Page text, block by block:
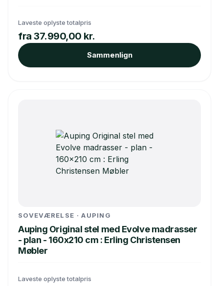
Laveste oplyste totalpris
fra 37.990,00 kr.
Sammenlign
SOVEVÆRELSE · AUPING
Auping Original stel med Evolve madrasser
- plan - 160x210 cm : Erling Christensen
Møbler
Laveste oplyste totalpris